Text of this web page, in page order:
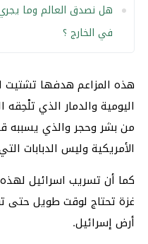
هل نصدق العالم وما
في الخارج ؟
هذه المزاعم هدفها تشتيت
اليومية والدمار الذي
من بشر وحجر والذي يسببه
الأمريكية وليس الدبابات
كما أن تسريب اسرائيل لهذه
غزة تحتاج لوقت طويل
أرض إسرائيل.